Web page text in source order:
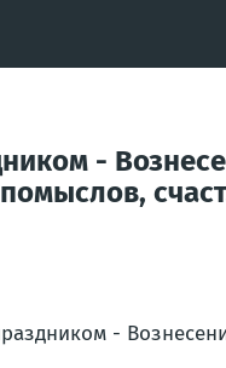
-
-